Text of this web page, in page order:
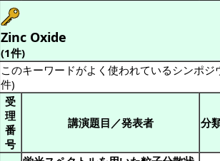
Zinc Oxide
(1件)
このキーワードがよく使われているシンポ
件)
受
理
番
号
講演題目／発表者 分